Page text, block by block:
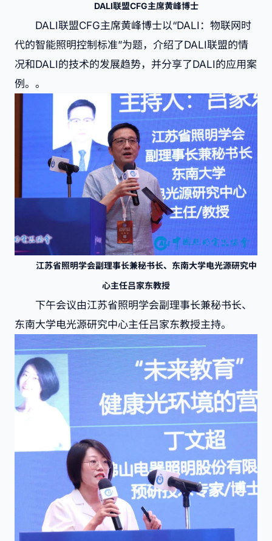
DALI联盟CFG主席黄峰博士
DALI联盟CFG主席黄峰博士以“DALI：物联网时
代的智能照明控制标准”为题，介绍了DALI联盟的情
况和DALI的技术的发展趋势，并分享了DALI的应用案
例。。
江苏省照明学会副理事长兼秘书长、东南大学电光源研究中
心主任吕家东教授
下午会议由江苏省照明学会副理事长兼秘书长、
东南大学电光源研究中心主任吕家东教授主持。